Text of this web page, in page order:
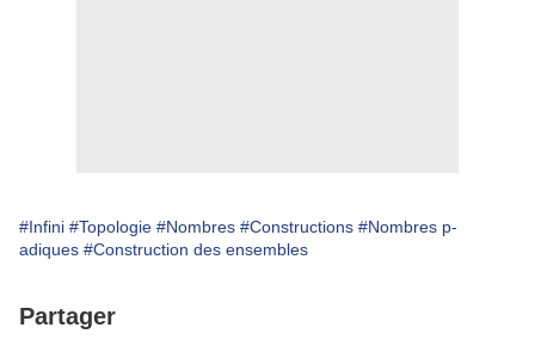
#Infini #Topologie #Nombres #Constructions #Nombres p-
adiques #Construction des ensembles
Partager